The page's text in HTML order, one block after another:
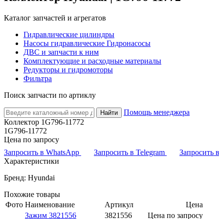
Каталог запчастей и агрегатов
Гидравлические цилиндры
Насосы гидравлические Гидронасосы
ДВС и запчасти к ним
Комплектующие и расходные материалы
Редукторы и гидромоторы
Фильтра
Поиск запчасти по артиклу
Найти
Помощь менеджера
Коллектор 1G796-11772
1G796-11772
Цена по запросу
Запросить в WhatsApp
Запросить в Telegram
Запросить
Характеристики
Бренд: Hyundai
Похожие товары
Фото Наименование Артикул
Цена
Зажим 3821556
3821556 Цена по запросу